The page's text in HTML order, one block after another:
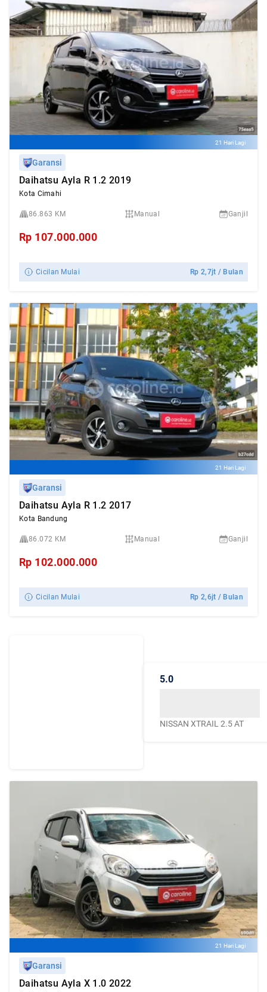
21 Hari Lagi
Garansi
Daihatsu Ayla R 1.2 2019
Kota Cimahi
86.863 KM Manual Ganjil
Rp 107.000.000
Cicilan Mulai Rp2,7jt / Bulan
21 Hari Lagi
Garansi
Daihatsu Ayla R 1.2 2017
Kota Bandung
86.072 KM Manual Ganjil
Rp 102.000.000
Cicilan Mulai Rp2,6jt / Bulan
5.0
NISSAN XTRAIL 2.5 AT
21 Hari Lagi
Garansi
Daihatsu Ayla X 1.0 2022